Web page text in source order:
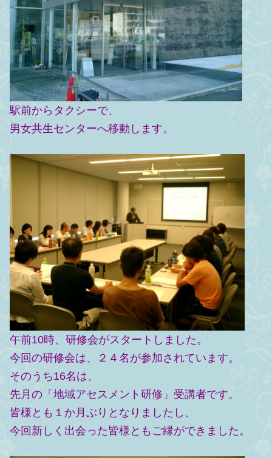
駅前からタクシーで、
男女共生センターへ移動します。
午前10時、研修会がスタートしました。
今回の研修会は、２４名が参加されています。
そのうち16名は、
先月の「地域アセスメント研修」受講者です。
皆様とも１か月ぶりとなりましたし、
今回新しく出会った皆様ともご縁ができました。